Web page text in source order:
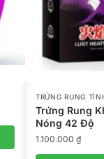
TRỨNG RUNG
Trứng Rung
Nóng 42 Độ
1.100.000 ₫